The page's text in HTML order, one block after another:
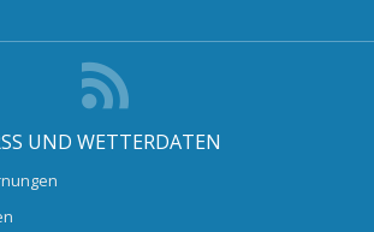
UND WETTERDATEN